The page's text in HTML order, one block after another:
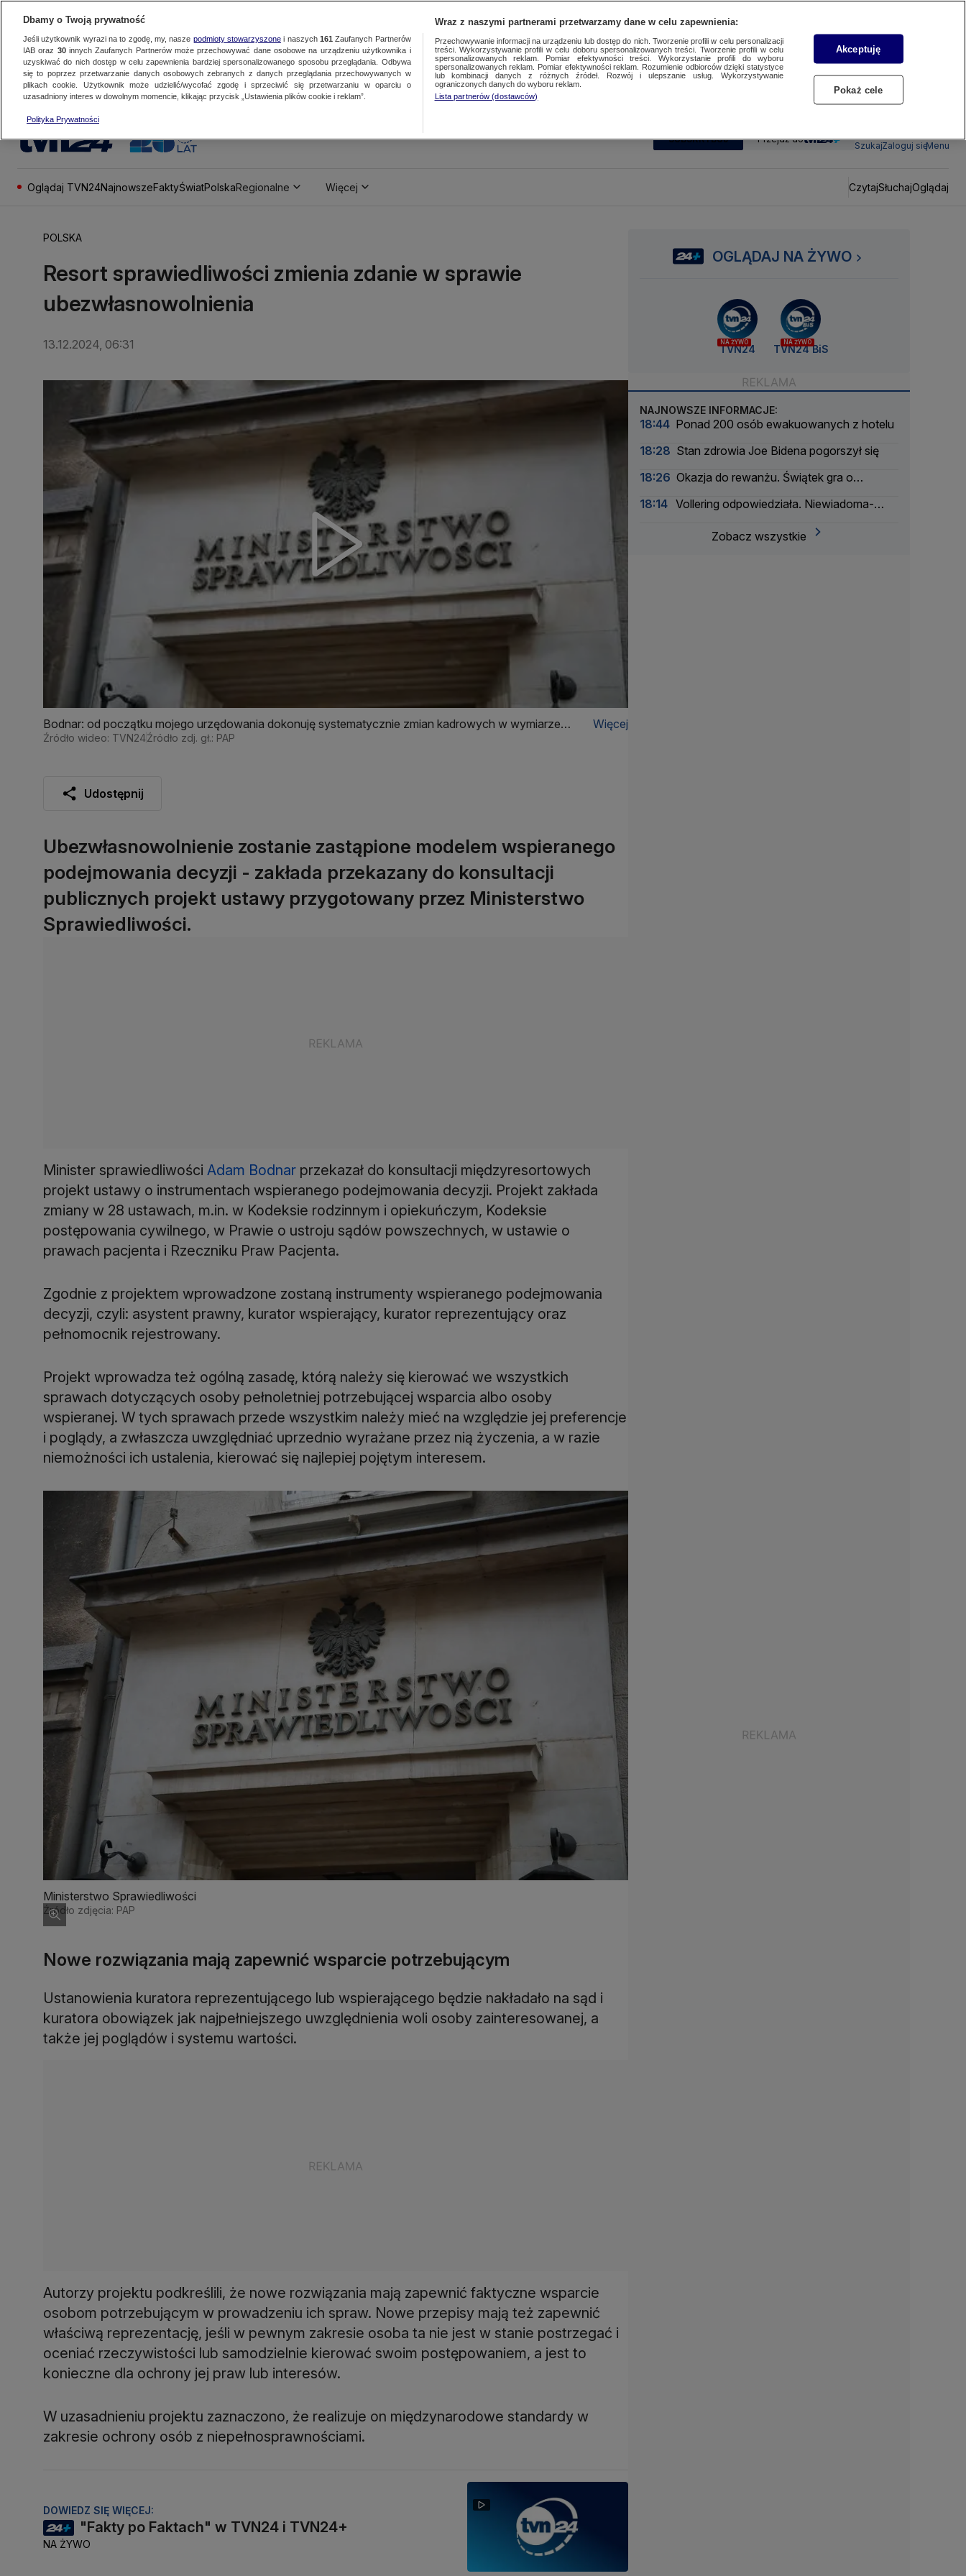
SUBSKRYBUJ Przejdź do
SzukajZaloguj sięMenu
Oglądaj TVN24NajnowszeFaktyŚwiatPolskaRegionalne Więcej CzytajSłuchajOglądaj
POLSKA
Resort sprawiedliwości zmienia zdanie w sprawie
ubezwłasnowolnienia
13.12.2024, 06:31
Bodnar: od początku mojego urzędowania dokonuję systematycznie zmian kadrowych w wymiarze
sprawiedliwości
Więcej
Źródło wideo: TVN24Źródło zdj. gł.: PAP
Udostępnij
Ubezwłasnowolnienie zostanie zastąpione modelem wspieranego
podejmowania decyzji - zakłada przekazany do konsultacji
publicznych projekt ustawy przygotowany przez Ministerstwo
Sprawiedliwości.
Minister sprawiedliwości Adam Bodnar przekazał do konsultacji międzyresortowych
projekt ustawy o instrumentach wspieranego podejmowania decyzji. Projekt zakłada
zmiany w 28 ustawach, m.in. w Kodeksie rodzinnym i opiekuńczym, Kodeksie
postępowania cywilnego, w Prawie o ustroju sądów powszechnych, w ustawie o
prawach pacjenta i Rzeczniku Praw Pacjenta.
Zgodnie z projektem wprowadzone zostaną instrumenty wspieranego podejmowania
decyzji, czyli: asystent prawny, kurator wspierający, kurator reprezentujący oraz
pełnomocnik rejestrowany.
Projekt wprowadza też ogólną zasadę, którą należy się kierować we wszystkich
sprawach dotyczących osoby pełnoletniej potrzebującej wsparcia albo osoby
wspieranej. W tych sprawach przede wszystkim należy mieć na względzie jej preferencje
i poglądy, a zwłaszcza uwzględniać uprzednio wyrażane przez nią życzenia, a w razie
niemożności ich ustalenia, kierować się najlepiej pojętym interesem.
Ministerstwo Sprawiedliwości
Źródło zdjęcia: PAP
Nowe rozwiązania mają zapewnić wsparcie potrzebującym
Ustanowienia kuratora reprezentującego lub wspierającego będzie nakładało na sąd i
kuratora obowiązek jak najpełniejszego uwzględnienia woli osoby zainteresowanej, a
także jej poglądów i systemu wartości.
Autorzy projektu podkreślili, że nowe rozwiązania mają zapewnić faktyczne wsparcie
osobom potrzebującym w prowadzeniu ich spraw. Nowe przepisy mają też zapewnić
właściwą reprezentację, jeśli w pewnym zakresie osoba ta nie jest w stanie postrzegać i
oceniać rzeczywistości lub samodzielnie kierować swoim postępowaniem, a jest to
konieczne dla ochrony jej praw lub interesów.
W uzasadnieniu projektu zaznaczono, że realizuje on międzynarodowe standardy w
zakresie ochrony osób z niepełnosprawnościami.
DOWIEDZ SIĘ WIĘCEJ:
"Fakty po Faktach" w TVN24 i TVN24+
NA ŻYWO
OGLĄDAJ NA ŻYWO
NA ŻYWO
TVN24
NA ŻYWO
TVN24 BiS
NAJNOWSZE INFORMACJE:
18:44 Ponad 200 osób ewakuowanych z hotelu
18:28 Stan zdrowia Joe Bidena pogorszył się
18:26 Okazja do rewanżu. Świątek gra o
18:14 Vollering odpowiedziała. Niewiadoma-
Zobacz wszystkie
Dbamy o Twoją prywatność
Jeśli użytkownik wyrazi na to zgodę, my, nasze podmioty stowarzyszonei naszych 161 Zaufanych Partnerów
IAB oraz 30innych Zaufanych Partnerów może przechowywać dane osobowe na urządzeniu użytkownika i
uzyskiwać do nich dostęp w celu zapewnienia bardziej spersonalizowanego sposobu przeglądania. Odbywa
się to poprzez przetwarzanie danych osobowych zebranych z danych przeglądania przechowywanych w
plikach cookie. Użytkownik może udzielić/wycofać zgodę i sprzeciwić się przetwarzaniu w oparciu o
uzasadniony interes w dowolnym momencie, klikając przycisk „Ustawienia plików cookie i reklam”.
Polityka Prywatności
Wraz z naszymi partnerami przetwarzamy dane w celu zapewnienia:
Przechowywanie informacji na urządzeniu lub dostęp do nich. Tworzenie profili w celu personalizacji
treści. Wykorzystywanie profili w celu doboru spersonalizowanych treści. Tworzenie profili w celu
spersonalizowanych reklam. Pomiar efektywności treści. Wykorzystanie profili do wyboru
spersonalizowanych reklam. Pomiar efektywności reklam. Rozumienie odbiorców dzięki statystyce
lub kombinacji danych z różnych źródeł. Rozwój i ulepszanie usług. Wykorzystywanie
ograniczonych danych do wyboru reklam.
Lista partnerów (dostawców)
Akceptuję
Pokaż cele